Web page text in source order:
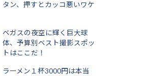
タン、押すとカッコ悪いワケ
ベガスの夜空に輝く巨大球
体、予算別ベスト撮影スポッ
トはここだ！
ラーメン１杯3000円は本当